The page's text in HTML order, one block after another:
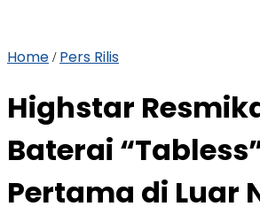
Home / Pers Rilis
Highstar
Baterai
Pertama di Luar